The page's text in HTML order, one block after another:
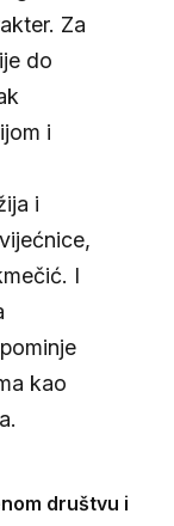
Za
do
i
i
I
kao
društvu i